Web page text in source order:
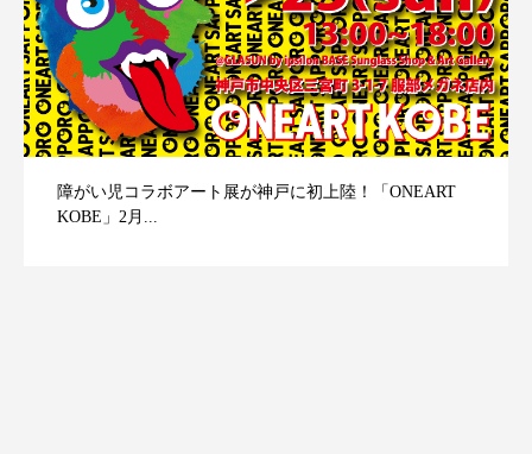
障がい児コラボアート展が神戸に初上陸！「ONEART
KOBE」2月...